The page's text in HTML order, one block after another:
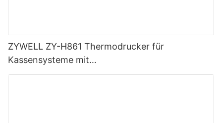
ZYWELL ZY-H861 Thermodrucker für
Kassensysteme mit
USB+LAN/USB+WLAN/Bluetooth (optional),